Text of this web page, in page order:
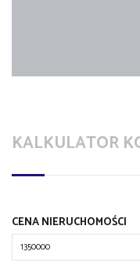
KALKULATOR
CENA NIERUCHOMOŚCI